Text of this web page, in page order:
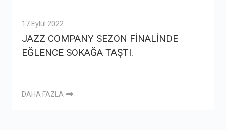
17 Eylül 2022
JAZZ COMPANY SEZON FİNALİNDE
EĞLENCE SOKAĞA TAŞTI.
DAHA FAZLA